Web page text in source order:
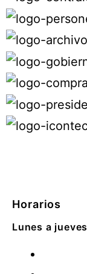
Horarios
Lunes a jueves